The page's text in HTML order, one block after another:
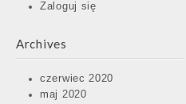
Zaloguj się
Archives
czerwiec 2020
maj 2020